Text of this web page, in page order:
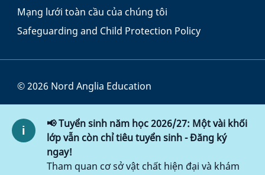
📢 Tuyển sinh năm học 2026/27: Một vài khối
lớp vẫn còn chỉ tiêu tuyển sinh - Đăng ký
ngay!
Tham quan cơ sở vật chất hiện đại và khám
Mạng lưới toàn cầu của chúng tôi
Safeguarding and Child Protection Policy
© 2026 Nord Anglia Education
Chính sách Cookie
Chính sách bảo mật